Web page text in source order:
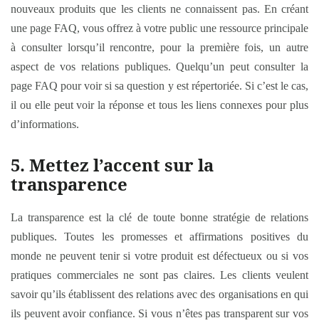
nouveaux produits que les clients ne connaissent pas. En créant
une page FAQ, vous offrez à votre public une ressource principale
à consulter lorsqu’il rencontre, pour la première fois, un autre
aspect de vos relations publiques. Quelqu’un peut consulter la
page FAQ pour voir si sa question y est répertoriée. Si c’est le cas,
il ou elle peut voir la réponse et tous les liens connexes pour plus
d’informations.
5. Mettez l’accent sur la
transparence
La transparence est la clé de toute bonne stratégie de relations
publiques. Toutes les promesses et affirmations positives du
monde ne peuvent tenir si votre produit est défectueux ou si vos
pratiques commerciales ne sont pas claires. Les clients veulent
savoir qu’ils établissent des relations avec des organisations en qui
ils peuvent avoir confiance. Si vous n’êtes pas transparent sur vos